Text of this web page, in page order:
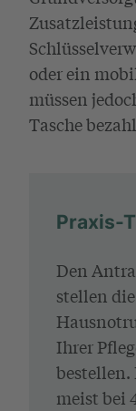
oder ein
müssen
Tasche
Praxis-
Den
stellen
Ihrer
bestellen.
meist bei